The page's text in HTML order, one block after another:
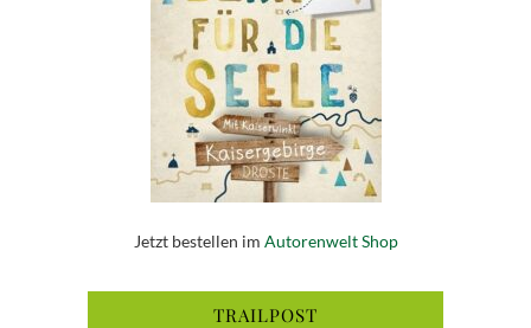
Jetzt bestellen im Autorenwelt Shop
TRAILPOST